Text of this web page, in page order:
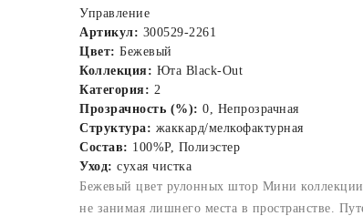
Управление
Артикул: 300529-2261
Цвет: Бежевый
Коллекция: Юта Black-Out
Категория: 2
Прозрачность (%): 0, Непрозрачная
Структура: жаккард/мелкофактурная
Состав: 100%P, Полиэстер
Уход: сухая чистка
Бежевый цвет рулонных штор Мини коллекции
не занимая лишнего места в пространстве.